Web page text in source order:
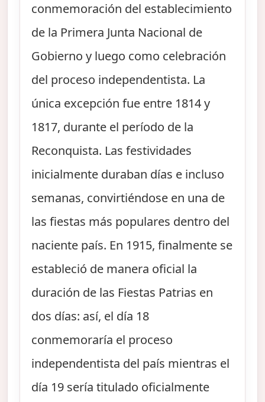
conmemoración del establecimiento
de la Primera Junta Nacional de
Gobierno y luego como celebración
del proceso independentista. La
única excepción fue entre 1814 y
1817, durante el período de la
Reconquista. Las festividades
inicialmente duraban días e incluso
semanas, convirtiéndose en una de
las fiestas más populares dentro del
naciente país. En 1915, finalmente se
estableció de manera oficial la
duración de las Fiestas Patrias en
dos días: así, el día 18
conmemoraría el proceso
independentista del país mientras el
día 19 sería titulado oficialmente